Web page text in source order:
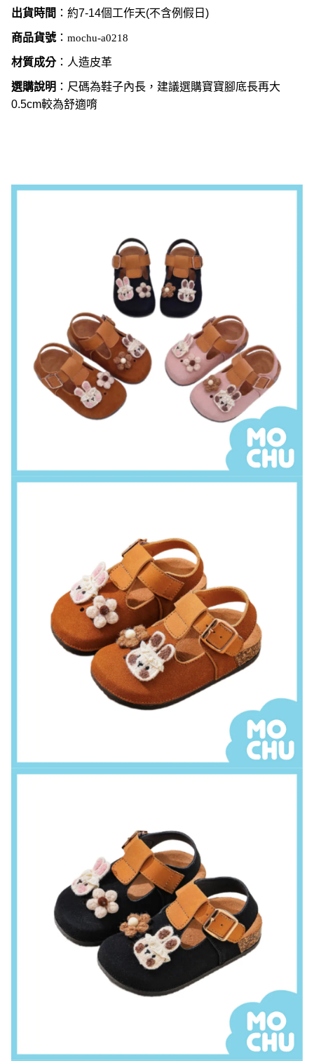
出貨時間 ：約7-14個工作天(不含例假日 )
商品貨號： mochu-a0218
材質成分：人造皮革
選購說明 ：尺碼為鞋子內長，建議選購寶寶腳底長再大
0.5cm較為舒適唷